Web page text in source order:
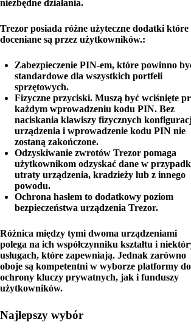
niezbędne działania.
Trezor posiada różne użyteczne dodatki które
doceniane są przez użytkowników.:
Zabezpieczenie PIN-em, które powinno
standardowe dla wszystkich portfeli
sprzętowych.
Fizyczne przyciski. Muszą być wciśnięte
każdym wprowadzeniu kodu PIN. Bez
naciskania klawiszy fizycznych
urządzenia i wprowadzenie kodu PIN nie
zostaną zakończone.
Odzyskiwanie zwrotów Trezor pomaga
użytkownikom odzyskać dane w
utraty urządzenia, kradzieży lub z innego
powodu.
Ochrona hasłem to dodatkowy poziom
bezpieczeństwa urządzenia Trezor.
Różnica między tymi dwoma urządzeniami
polega na ich współczynniku kształtu i
usługach, które zapewniają. Jednak zarówno
oboje są kompetentni w wyborze platformy do
ochrony kluczy prywatnych, jak i funduszy
użytkowników.
Najlepszy wybór